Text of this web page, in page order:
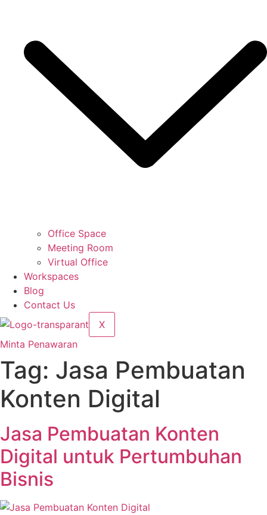
Office Space
Meeting Room
Virtual Office
Workspaces
Blog
Contact Us
X
Minta Penawaran
Tag: Jasa Pembuatan
Konten Digital
Jasa Pembuatan Konten
Digital untuk Pertumbuhan
Bisnis